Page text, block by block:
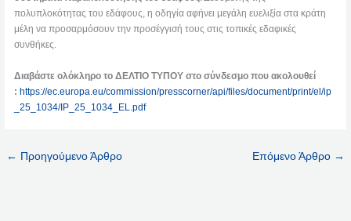
πολυπλοκότητας του εδάφους, η οδηγία αφήνει μεγάλη ευελιξία στα κράτη
μέλη να προσαρμόσουν την προσέγγισή τους στις τοπικές εδαφικές
συνθήκες.
Διαβάστε ολόκληρο το ΔΕΛΤΙΟ ΤΥΠΟΥ στο σύνδεσμο που ακολουθεί
:https://ec.europa.eu/commission/presscorner/api/files/document/print/el/ip
_25_1034/IP_25_1034_EL.pdf
← Προηγούμενο Άρθρο Επόμενο Άρθρο →